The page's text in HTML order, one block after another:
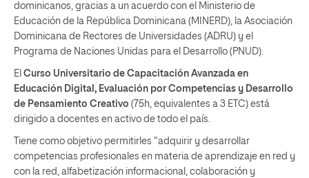
dominicanos, gracias a un acuerdo con el Ministerio de
Educación de la República Dominicana (MINERD), la Asociación
Dominicana de Rectores de Universidades (ADRU) y el
Programa de Naciones Unidas para el Desarrollo (PNUD).
El Curso Universitario de Capacitación Avanzada en
Educación Digital, Evaluación por Competencias y Desarrollo
de Pensamiento Creativo (75h, equivalentes a 3 ETC) está
dirigido a docentes en activo de todo el país.
Tiene como objetivo permitirles “adquirir y desarrollar
competencias profesionales en materia de aprendizaje en red y
con la red, alfabetización informacional, colaboración y